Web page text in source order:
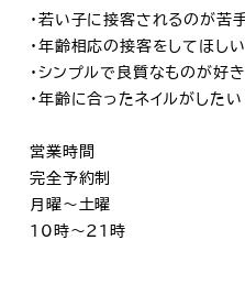
・若い子に接客されるのが苦
・年齢相応の接客をしてほしい
・シンプルで良質なものが好き
・年齢に合ったネイルがしたい
営業時間
完全予約制
月曜～土曜
10時～21時